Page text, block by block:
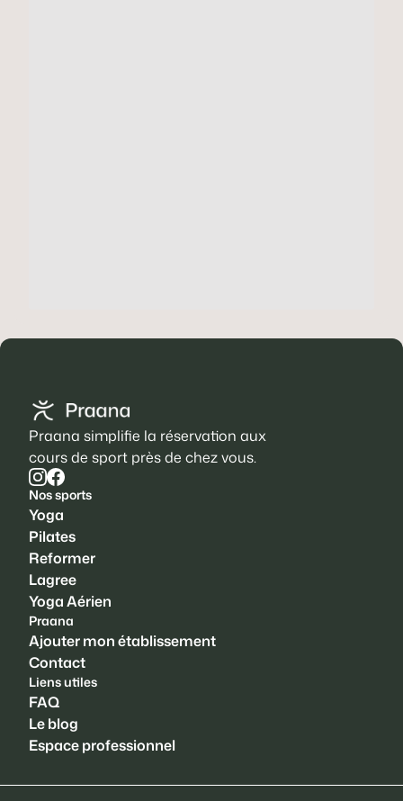
Praana simplifie la réservation aux
cours de sport près de chez vous.
Nos sports
Yoga
Pilates
Reformer
Lagree
Yoga Aérien
Praana
Ajouter mon établissement
Contact
Liens utiles
FAQ
Le blog
Espace professionnel